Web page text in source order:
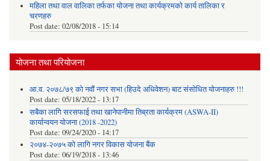
महिला तथा वाल वालिका तर्फका याेजना तथा कार्यक्रमकाे कार्य तालिका र
चरणहरु
Post date: 02/08/2018 - 15:14
योजना तथा परियोजना
आ.व. २०७८/७९ को नवौं नगर सभा (हिउदे अधिवेशन) बाट संसोधित योजनाहरु !!!
Post date: 05/18/2022 - 13:17
सबैका लागि सरसफाई तथा खानेपानीमा तिब्रता कार्यक्रम (ASWA-II)
कार्यान्वयन योजना (2018 -2022)
Post date: 09/24/2020 - 14:17
२०७४-२०७५ को लागि नगर विकास योजना बैंक
Post date: 06/19/2018 - 13:46